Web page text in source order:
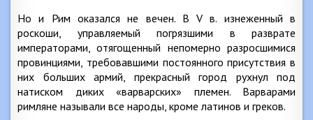
Но и Рим оказался не вечен. В V в. изнеженный в
роскоши, управляемый погрязшими в разврате
императорами, отягощенный непомерно разросшимися
провинциями, требовавшими постоянного присутствия в
них больших армий, прекрасный город рухнул под
натиском диких «варварских» племен. Варварами
римляне называли все народы, кроме латинов и греков.